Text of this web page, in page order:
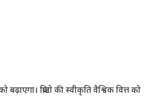
क्रिप्टो की स्वीकृति वैश्विक वित्त को